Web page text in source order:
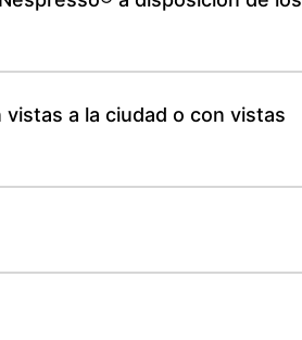
a la ciudad o con vistas